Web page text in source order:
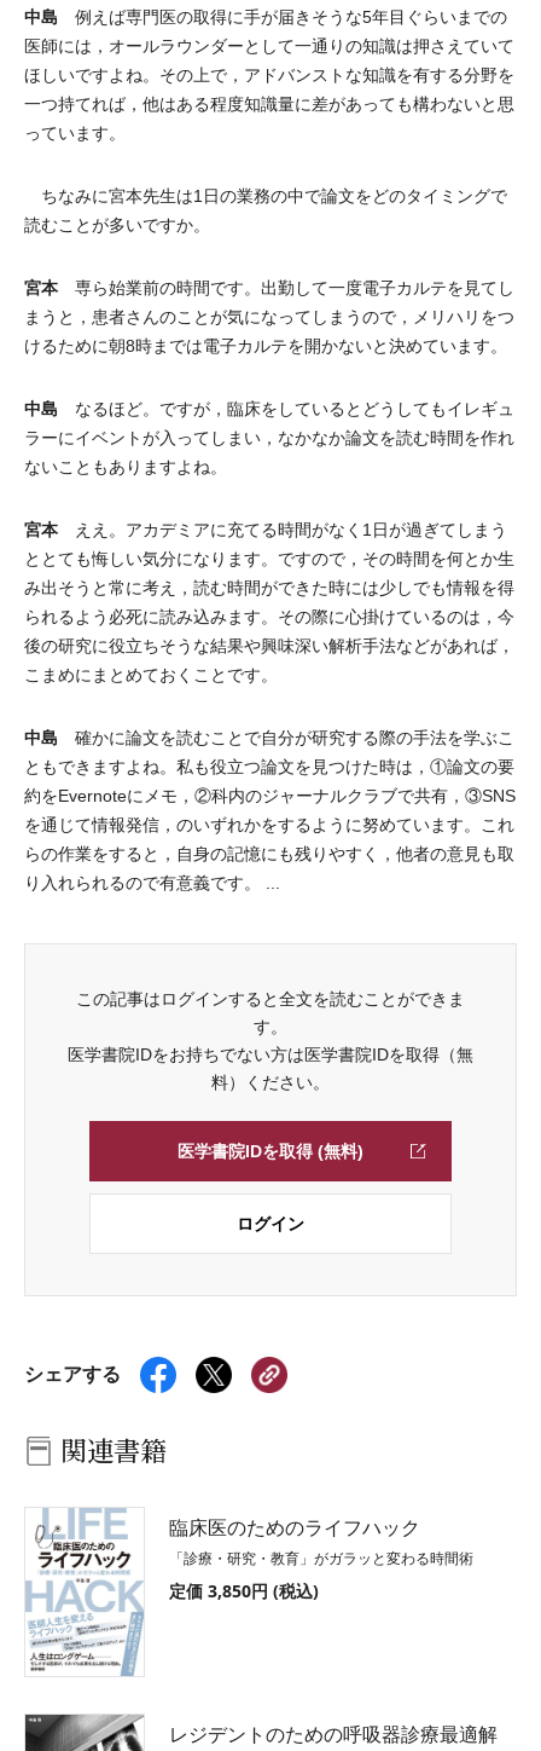
中島 例えば専門医の取得に手が届きそうな5年目ぐらいまでの
医師には，オールラウンダーとして一通りの知識は押さえていて
ほしいですよね。その上で，アドバンストな知識を有する分野を
一つ持てれば，他はある程度知識量に差があっても構わないと思
っています。
ちなみに宮本先生は1日の業務の中で論文をどのタイミングで
読むことが多いですか。
宮本 専ら始業前の時間です。出勤して一度電子カルテを見てし
まうと，患者さんのことが気になってしまうので，メリハリをつ
けるために朝8時までは電子カルテを開かないと決めています。
中島 なるほど。ですが，臨床をしているとどうしてもイレギュ
ラーにイベントが入ってしまい，なかなか論文を読む時間を作れ
ないこともありますよね。
宮本 ええ。アカデミアに充てる時間がなく1日が過ぎてしまう
ととても悔しい気分になります。ですので，その時間を何とか生
み出そうと常に考え，読む時間ができた時には少しでも情報を得
られるよう必死に読み込みます。その際に心掛けているのは，今
後の研究に役立ちそうな結果や興味深い解析手法などがあれば，
こまめにまとめておくことです。
中島 確かに論文を読むことで自分が研究する際の手法を学ぶこ
ともできますよね。私も役立つ論文を見つけた時は，①論文の要
約をEvernoteにメモ，②科内のジャーナルクラブで共有，③SNS
を通じて情報発信，のいずれかをするように努めています。これ
らの作業をすると，自身の記憶にも残りやすく，他者の意見も取
り入れられるので有意義です。 ...
この記事はログインすると全文を読むことができま
す。
医学書院IDをお持ちでない方は医学書院IDを取得（無
料）ください。
医学書院IDを取得 (無料)
ログイン
シェアする
関連書籍
臨床医のためのライフハック
「診療・研究・教育」がガラッと変わる時間術
定価 3,850円 (税込)
レジデントのための呼吸器診療最適解